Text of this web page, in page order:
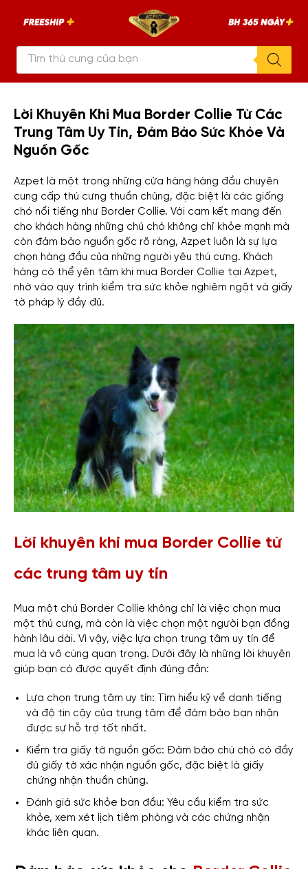
AZPET
–
An
Đón
Pet
Tìm
kiếm
phẩm
Lời Khuyên Khi Mua Border Collie Từ Các
Trung Tâm Uy Tín, Đảm Bảo Sức Khỏe Và
Nguồn Gốc
Azpet là một trong những cửa hàng hàng đầu chuyên
cung cấp thú cưng thuần chủng, đặc biệt là các giống
chó nổi tiếng như Border Collie. Với cam kết mang đến
cho khách hàng những chú chó không chỉ khỏe mạnh mà
còn đảm bảo nguồn gốc rõ ràng, Azpet luôn là sự lựa
chọn hàng đầu của những người yêu thú cưng. Khách
hàng có thể yên tâm khi mua Border Collie tại Azpet,
nhờ vào quy trình kiểm tra sức khỏe nghiêm ngặt và giấy
tờ pháp lý đầy đủ.
Lời khuyên khi mua Border Collie từ
các trung tâm uy tín
Mua một chú Border Collie không chỉ là việc chọn mua
một thú cưng, mà còn là việc chọn một người bạn đồng
hành lâu dài. Vì vậy, việc lựa chọn trung tâm uy tín để
mua là vô cùng quan trọng. Dưới đây là những lời khuyên
giúp bạn có được quyết định đúng đắn:
Lựa chọn trung tâm uy tín: Tìm hiểu kỹ về danh tiếng
và độ tin cậy của trung tâm để đảm bảo bạn nhận
được sự hỗ trợ tốt nhất.
Kiểm tra giấy tờ nguồn gốc: Đảm bảo chú chó có đầy
đủ giấy tờ xác nhận nguồn gốc, đặc biệt là giấy
chứng nhận thuần chủng.
Đánh giá sức khỏe ban đầu: Yêu cầu kiểm tra sức
khỏe, xem xét lịch tiêm phòng và các chứng nhận
khác liên quan.